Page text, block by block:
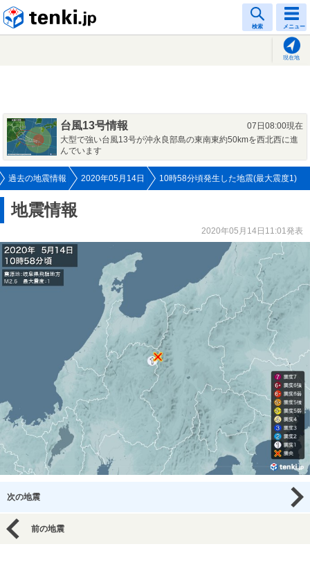
検索 メニュー
現在地
台風13号情報
07日08:00現在
大型で強い台風13号が沖永良部島の東南東約50kmを西北西に進
んでいます
過去の地震情報 2020年05月14日 10時58分頃発生した地震(最大震度1)
地震情報
2020年05月14日11:01発表
次の地震
前の地震